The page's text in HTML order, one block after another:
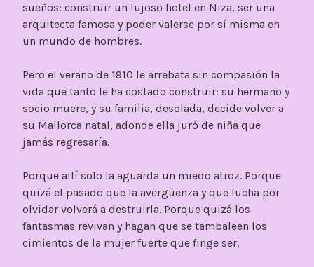
sueños: construir un lujoso hotel en Niza, ser una
arquitecta famosa y poder valerse por sí misma en
un mundo de hombres.
Pero el verano de 1910 le arrebata sin compasión la
vida que tanto le ha costado construir: su hermano y
socio muere, y su familia, desolada, decide volver a
su Mallorca natal, adonde ella juró de niña que
jamás regresaría.
Porque allí solo la aguarda un miedo atroz. Porque
quizá el pasado que la avergüenza y que lucha por
olvidar volverá a destruirla. Porque quizá los
fantasmas revivan y hagan que se tambaleen los
cimientos de la mujer fuerte que finge ser.